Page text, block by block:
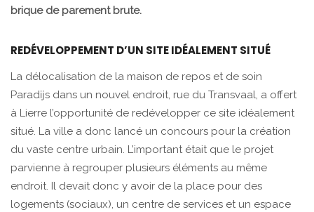
brique de parement brute.
REDÉVELOPPEMENT D’UN SITE IDÉALEMENT SITUÉ
La délocalisation de la maison de repos et de soin
Paradĳs dans un nouvel endroit, rue du Transvaal, a offert
à Lierre l’opportunité de redévelopper ce site idéalement
situé. La ville a donc lancé un concours pour la création
du vaste centre urbain. L’important était que le projet
parvienne à regrouper plusieurs éléments au même
endroit. Il devait donc y avoir de la place pour des
logements (sociaux), un centre de services et un espace